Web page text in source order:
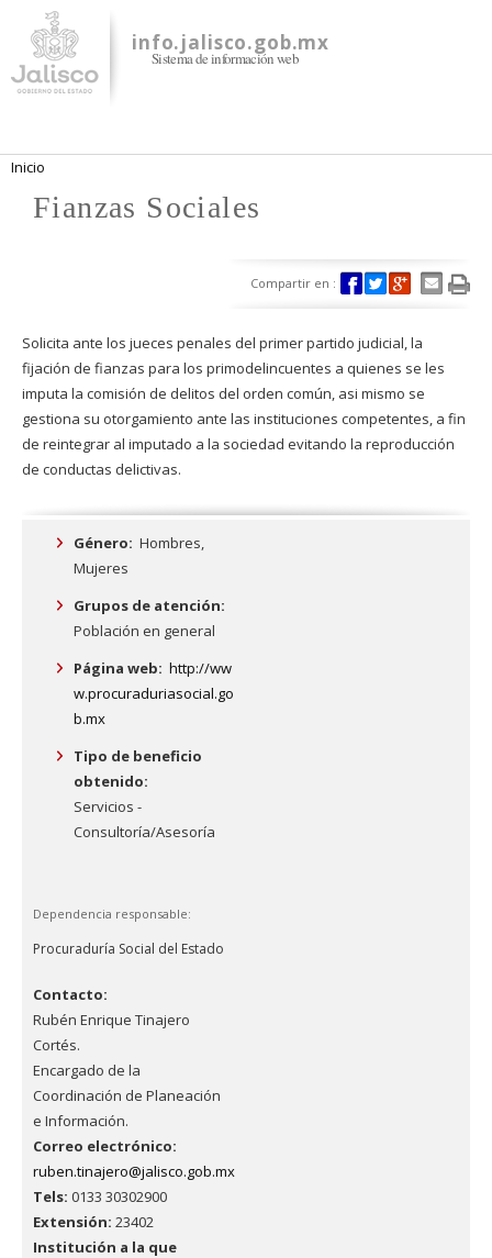
contenido
principal
info.jalisco.gob.mx
Sistema de información web
Se encuentra usted aquí
Inicio
Fianzas Sociales
Compartir en :
Solicita ante los jueces penales del primer partido judicial, la
fijación de fianzas para los primodelincuentes a quienes se les
imputa la comisión de delitos del orden común, asi mismo se
gestiona su otorgamiento ante las instituciones competentes, a fin
de reintegrar al imputado a la sociedad evitando la reproducción
de conductas delictivas.
Género: Hombres,
Mujeres
Grupos de atención:
Población en general
Página web: http://ww
w.procuraduriasocial.go
b.mx
Tipo de beneficio
obtenido:
Servicios -
Consultoría/Asesoría
Dependencia responsable:
Procuraduría Social del Estado
Contacto:
Rubén Enrique Tinajero
Cortés.
Encargado de la
Coordinación de Planeación
e Información.
Correo electrónico:
ruben.tinajero@jalisco.gob.mx
Tels: 0133 30302900
Extensión: 23402
Institución a la que